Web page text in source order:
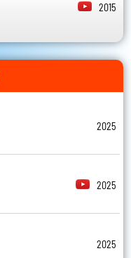
2015
2025
2025
2025